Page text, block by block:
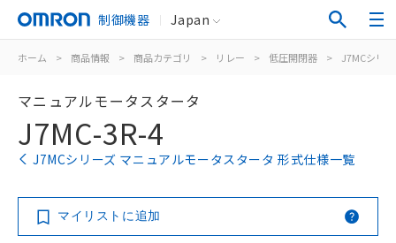
制御機器 Japan
ホーム > 商品情報 > 商品カテゴリ > リレー > 低圧開閉器 > J7MCシリ
マニュアルモータスタータ
J7MC-3R-4
J7MCシリーズ マニュアルモータスタータ 形式仕様一覧
マイリストに追加